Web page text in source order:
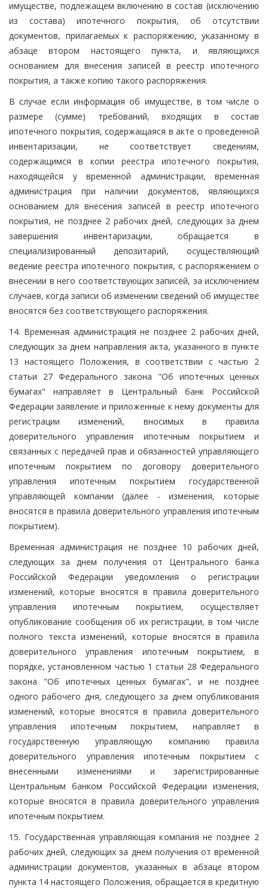
имуществе, подлежащем включению в состав (исключению
из состава) ипотечного покрытия, об отсутствии
документов, прилагаемых к распоряжению, указанному в
абзаце втором настоящего пункта, и являющихся
основанием для внесения записей в реестр ипотечного
покрытия, а также копию такого распоряжения.
В случае если информация об имуществе, в том числе о
размере (сумме) требований, входящих в состав
ипотечного покрытия, содержащаяся в акте о проведенной
инвентаризации, не соответствует сведениям,
содержащимся в копии реестра ипотечного покрытия,
находящейся у временной администрации, временная
администрация при наличии документов, являющихся
основанием для внесения записей в реестр ипотечного
покрытия, не позднее 2 рабочих дней, следующих за днем
завершения инвентаризации, обращается в
специализированный депозитарий, осуществляющий
ведение реестра ипотечного покрытия, с распоряжением о
внесении в него соответствующих записей, за исключением
случаев, когда записи об изменении сведений об имуществе
вносятся без соответствующего распоряжения.
14. Временная администрация не позднее 2 рабочих дней,
следующих за днем направления акта, указанного в пункте
13 настоящего Положения, в соответствии с частью 2
статьи 27 Федерального закона "Об ипотечных ценных
бумагах" направляет в Центральный банк Российской
Федерации заявление и приложенные к нему документы для
регистрации изменений, вносимых в правила
доверительного управления ипотечным покрытием и
связанных с передачей прав и обязанностей управляющего
ипотечным покрытием по договору доверительного
управления ипотечным покрытием государственной
управляющей компании (далее - изменения, которые
вносятся в правила доверительного управления ипотечным
покрытием).
Временная администрация не позднее 10 рабочих дней,
следующих за днем получения от Центрального банка
Российской Федерации уведомления о регистрации
изменений, которые вносятся в правила доверительного
управления ипотечным покрытием, осуществляет
опубликование сообщения об их регистрации, в том числе
полного текста изменений, которые вносятся в правила
доверительного управления ипотечным покрытием, в
порядке, установленном частью 1 статьи 28 Федерального
закона "Об ипотечных ценных бумагах", и не позднее
одного рабочего дня, следующего за днем опубликования
изменений, которые вносятся в правила доверительного
управления ипотечным покрытием, направляет в
государственную управляющую компанию правила
доверительного управления ипотечным покрытием с
внесенными изменениями и зарегистрированные
Центральным банком Российской Федерации изменения,
которые вносятся в правила доверительного управления
ипотечным покрытием.
15. Государственная управляющая компания не позднее 2
рабочих дней, следующих за днем получения от временной
администрации документов, указанных в абзаце втором
пункта 14 настоящего Положения, обращается в кредитную